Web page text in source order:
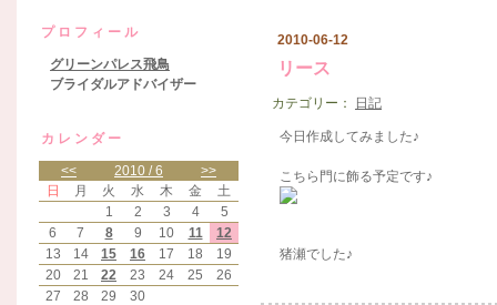
プロフィール
グリーンパレス飛鳥
ブライダルアドバイザー
カレンダー
<< 2010 / 6
>>
日
月 火 水 木 金
土
1
2 3 4
5
6
7 8 9 10 11
12
13
14 15 16 17 18
19
20
21 22 23 24 25
26
27
28 29 30
2010-06-12
リース
カテゴリー： 日記
今日作成してみました♪
こちら門に飾る予定です♪
猪瀬でした♪